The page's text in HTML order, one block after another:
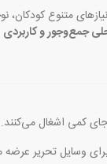
متنوع
جمع‌وجور و کاربردی
کمی اشغال می‌کنند.
وسایل تحریر